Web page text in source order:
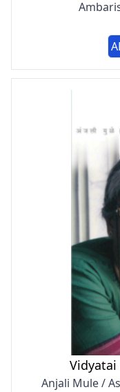
Vidyatai
Anjali Mule /